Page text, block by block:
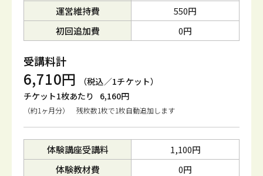
運営維持費
550円
初回追加費
0円
受講料計
6,710円
（税込／1チケット）
チケット1枚あたり
6,160円
（約1ヶ月分） 残枚数1枚で1枚自動追加します
体験講座受講料
1,100円
体験教材費
0円